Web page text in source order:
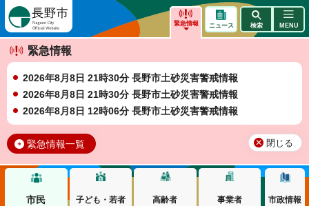
緊急情報
緊急情報
2026年8月8日 21時30分 長野市土砂災害警戒情報
2026年8月8日 21時30分 長野市土砂災害警戒情報
2026年8月8日 12時06分 長野市土砂災害警戒情報
緊急情報一覧 閉じる
ニュース 検索 MENU
市民 子ども・若者 高齢者 事業者 市政情報